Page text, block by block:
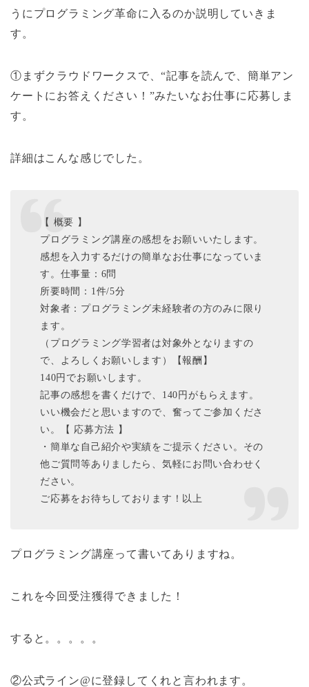
うにプログラミング革命に入るのか説明していきま
す。
①まずクラウドワークスで、“記事を読んで、簡単アン
ケートにお答えください！”みたいなお仕事に応募しま
す。
詳細はこんな感じでした。
【 概要 】
プログラミング講座の感想をお願いいたします。
感想を入力するだけの簡単なお仕事になっていま
す。仕事量：6問
所要時間：1件/5分
対象者：プログラミング未経験者の方のみに限り
ます。
（プログラミング学習者は対象外となりますの
で、よろしくお願いします）【報酬】
140円でお願いします。
記事の感想を書くだけで、140円がもらえます。
いい機会だと思いますので、奮ってご参加くださ
い。【 応募方法 】
・簡単な自己紹介や実績をご提示ください。その
他ご質問等ありましたら、気軽にお問い合わせく
ださい。
ご応募をお待ちしております！以上
プログラミング講座って書いてありますね。
これを今回受注獲得できました！
すると。。。。。
②公式ライン@に登録してくれと言われます。